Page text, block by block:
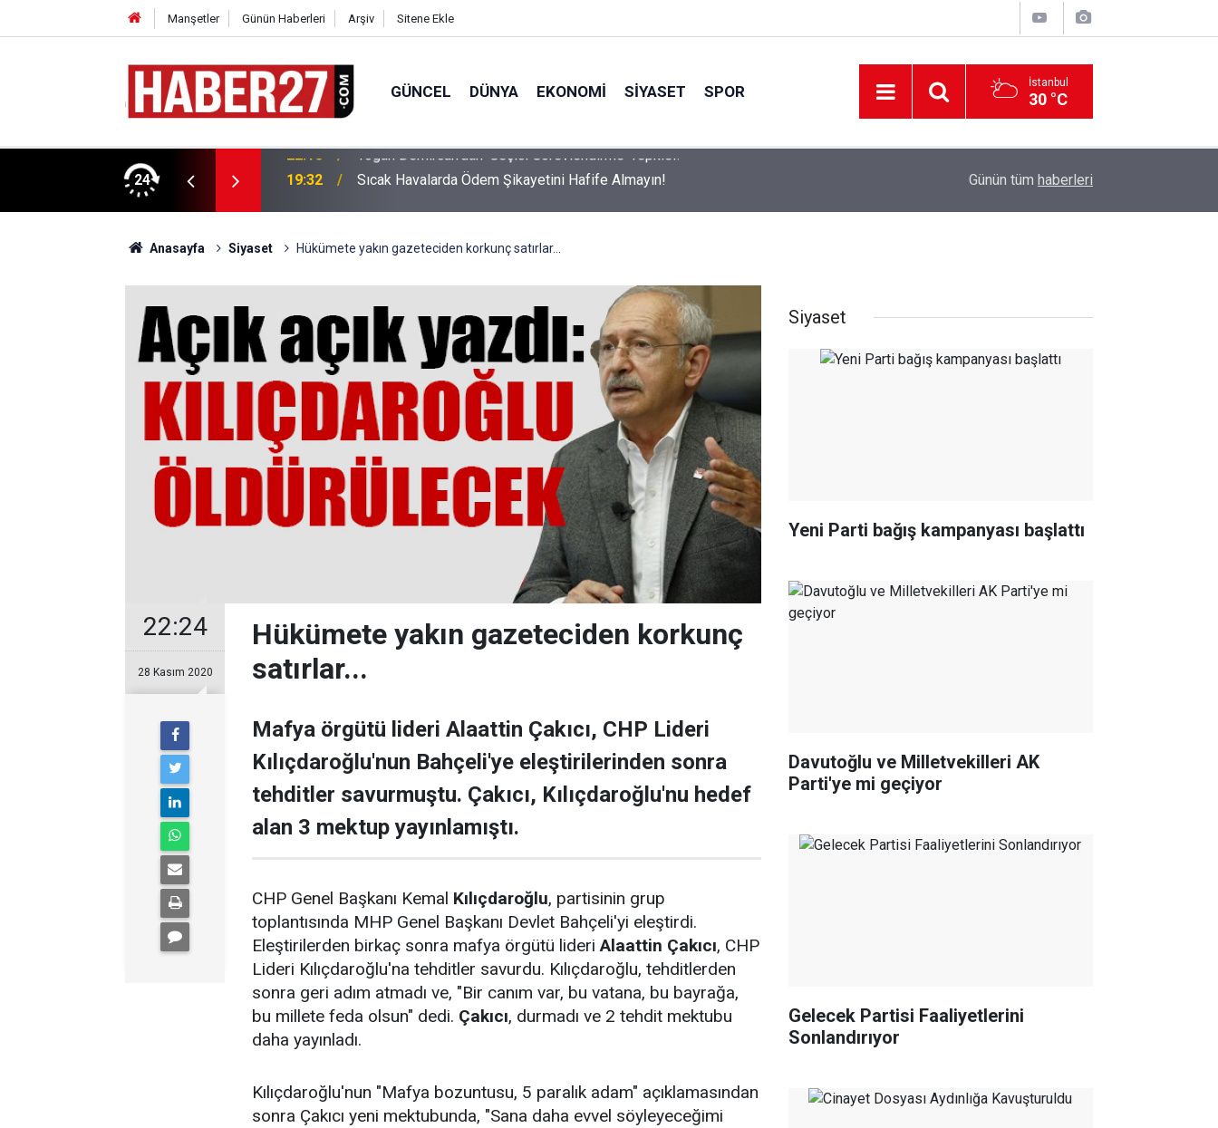
Manşetler Günün Haberleri Arşiv Sitene Ekle
GÜNCEL DÜNYA EKONOMI SIYASET SPOR İstanbul
30 °C
24 19:32 Sıcak Havalarda Ödem Şikayetini Hafife Almayın! İzmir 112’de Kan Donduran İddialar!
Günün tüm haberleri
Anasayfa Siyaset Hükümete yakın gazeteciden korkunç satırlar...
22:24
28 Kasım 2020
Hükümete yakın gazeteciden korkunç
satırlar...
Mafya örgütü lideri Alaattin Çakıcı, CHP Lideri
Kılıçdaroğlu'nun Bahçeli'ye eleştirilerinden sonra
tehditler savurmuştu. Çakıcı, Kılıçdaroğlu'nu hedef
alan 3 mektup yayınlamıştı.
CHP Genel Başkanı Kemal Kılıçdaroğlu, partisinin grup
toplantısında MHP Genel Başkanı Devlet Bahçeli'yi eleştirdi.
Eleştirilerden birkaç sonra mafya örgütü lideriAlaattin Çakıcı, CHP
Lideri Kılıçdaroğlu'na tehditler savurdu. Kılıçdaroğlu, tehditlerden
sonra geri adım atmadı ve, "Bir canım var, bu vatana, bu bayrağa,
bu millete feda olsun" dedi. Çakıcı, durmadı ve 2 tehdit mektubu
daha yayınladı.
Kılıçdaroğlu'nun "Mafya bozuntusu, 5 paralık adam" açıklamasından
sonra Çakıcı yeni mektubunda, "Sana daha evvel söyleyeceğimi
Siyaset
Yeni Parti bağış kampanyası başlattı
Davutoğlu ve Milletvekilleri AK
Parti'ye mi geçiyor
Gelecek Partisi Faaliyetlerini
Sonlandırıyor